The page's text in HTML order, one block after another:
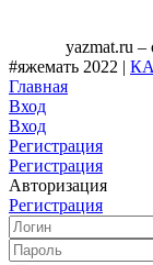
yazmat.ru
#яжемать 2022 |
Главная
Вход
Вход
Регистрация
Регистрация
Авторизация
Регистрация